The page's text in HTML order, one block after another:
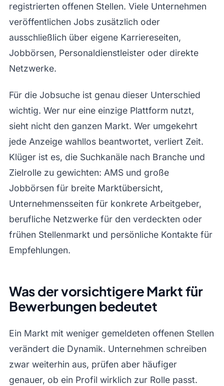
registrierten offenen Stellen. Viele Unternehmen
veröffentlichen Jobs zusätzlich oder
ausschließlich über eigene Karriereseiten,
Jobbörsen, Personaldienstleister oder direkte
Netzwerke.
Für die Jobsuche ist genau dieser Unterschied
wichtig. Wer nur eine einzige Plattform nutzt,
sieht nicht den ganzen Markt. Wer umgekehrt
jede Anzeige wahllos beantwortet, verliert Zeit.
Klüger ist es, die Suchkanäle nach Branche und
Zielrolle zu gewichten: AMS und große
Jobbörsen für breite Marktübersicht,
Unternehmensseiten für konkrete Arbeitgeber,
berufliche Netzwerke für den verdeckten oder
frühen Stellenmarkt und persönliche Kontakte für
Empfehlungen.
Was der vorsichtigere Markt für
Bewerbungen bedeutet
Ein Markt mit weniger gemeldeten offenen Stellen
verändert die Dynamik. Unternehmen schreiben
zwar weiterhin aus, prüfen aber häufiger
genauer, ob ein Profil wirklich zur Rolle passt.